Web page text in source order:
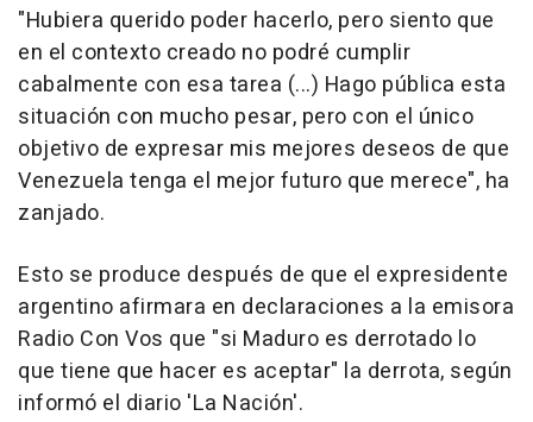
"Hubiera querido poder hacerlo, pero siento que
en el contexto creado no podré cumplir
cabalmente con esa tarea (...) Hago pública esta
situación con mucho pesar, pero con el único
objetivo de expresar mis mejores deseos de que
Venezuela tenga el mejor futuro que merece", ha
zanjado.
Esto se produce después de que el expresidente
argentino afirmara en declaraciones a la emisora
Radio Con Vos que "si Maduro es derrotado lo
que tiene que hacer es aceptar" la derrota, según
informó el diario 'La Nación'.